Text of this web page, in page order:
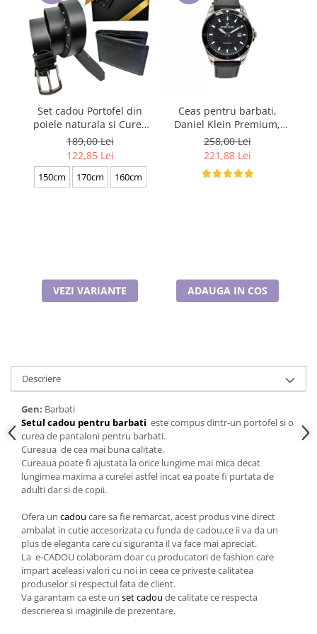
Cadouri pentru Doctori
Cadouri pentru Sfânta Maria
Martisoare
Set cadou Portofel din
poiele naturala si Curea
de barbati neagra, serie
mare battal, A702-
4.N_1379
189,00 Lei
122,85 Lei
150cm 170cm 160cm
VEZI VARIANTE
Ceas pentru barbati,
Daniel Klein Premium,
DK.1.13709.2
258,00 Lei
221,88 Lei
ADAUGA IN COS
Descriere
Gen: Barbati
Setul cadou pentru barbati este compus dintr-un portofel si o
curea de pantaloni pentru barbati.
Cureaua de cea mai buna calitate.
Cureaua poate fi ajustata la orice lungime mai mica decat
lungimea maxima a curelei astfel incat ea poate fi purtata de
adulti dar si de copii.
Ofera un cadou care sa fie remarcat, acest produs vine direct
ambalat in cutie accesorizata cu funda de cadou,ce ii va da un
plus de eleganta care cu siguranta il va face mai apreciat.
La e-CADOU colaboram doar cu producatori de fashion care
impart aceleasi valori cu noi in ceea ce priveste calitatea
produselor si respectul fata de client.
Va garantam ca este un set cadou de calitate ce respecta
descrierea si imaginile de prezentare.